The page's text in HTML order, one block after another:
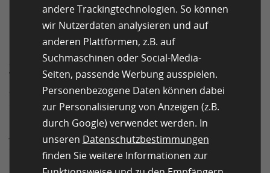
Der Prozess der Datenannotation
Datenannotation folgt typischerweise mehreren
Schritten: Sammlung der Rohdaten, Vorbereitung und
Vorverarbeitung, eigentliche Annotation (manuell oder
automatisiert), Qualitätssicherung und ggf. Validierung
durch Menschen („Human‑in‑the‑Loop“), dann
Integration in Trainings‑ oder Produktions‑Workflows.
Je sauberer und konsistenter dieser Prozess
durchgeführt wird, desto besser sind die Resultate
beim Machine Learning.
andere Trackingtechnologien. So können
wir Nutzerdaten analysieren und auf
anderen Plattformen, z.B. auf
Suchmaschinen oder Social-Media-
Seiten, passende Werbung ausspielen.
Personenbezogene Daten können dabei
zur Personalisierung von Anzeigen (z.B.
durch Google) verwendet werden. In
unseren Datenschutzbestimmungen
finden Sie weitere Informationen zur